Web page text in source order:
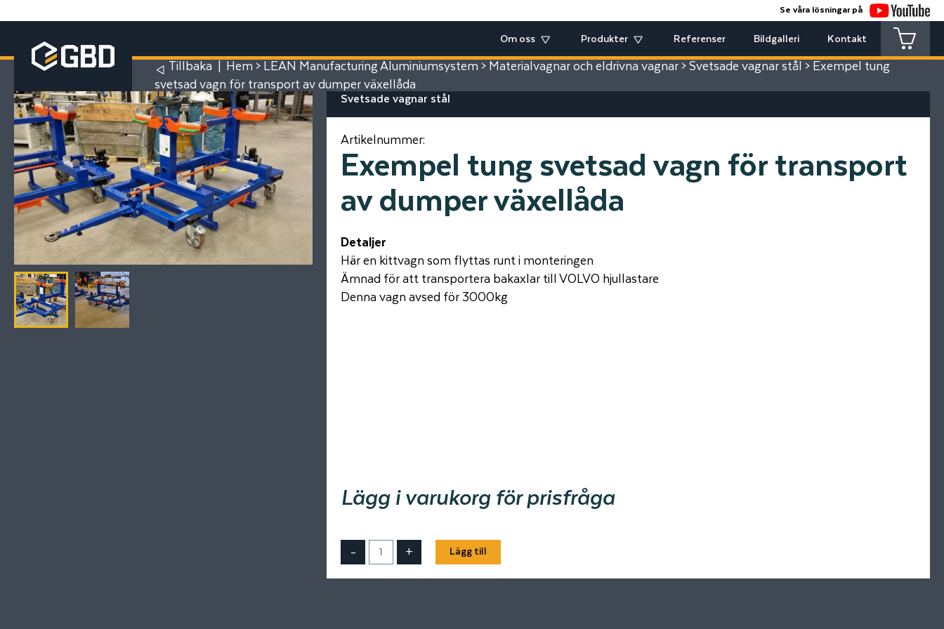
Se våra lösningar på
Om oss Produkter Referenser Bildgalleri Kontakt
Tillbaka Hem > LEAN Manufacturing Aluminiumsystem > Materialvagnar och eldrivna vagnar > Svetsade vagnar stål > Exempel tung
svetsad vagn för transport av dumper växellåda
Svetsade vagnar stål
Artikelnummer:
Exempel tung svetsad vagn för transport
av dumper växellåda
Detaljer
Här en kittvagn som flyttas runt i monteringen
Ämnad för att transportera bakaxlar till VOLVO hjullastare
Denna vagn avsed för 3000kg
Lägg i varukorg för prisfråga
- + Lägg till